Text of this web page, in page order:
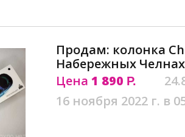
Продам: колонка
Набережных Челнах
Цена 1 890 Р.
16 ноября 2022 г. в